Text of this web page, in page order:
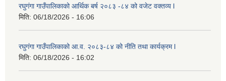
रघुगंगा गाउँपालिकाको आर्थिक बर्ष २०८३ -८४ को वजेट वक्तव्य l
मिति: 06/18/2026 - 16:06
रघुगंगा गाउँपालिकाको आ.व. २०८३-८४ को नीति तथा कार्यक्रम l
मिति: 06/18/2026 - 16:02